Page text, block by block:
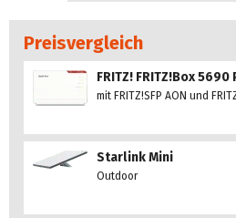
Preisvergleich
FRITZ! FRITZ!Box 5690
mit FRITZ!SFP AON und
Starlink Mini
Outdoor